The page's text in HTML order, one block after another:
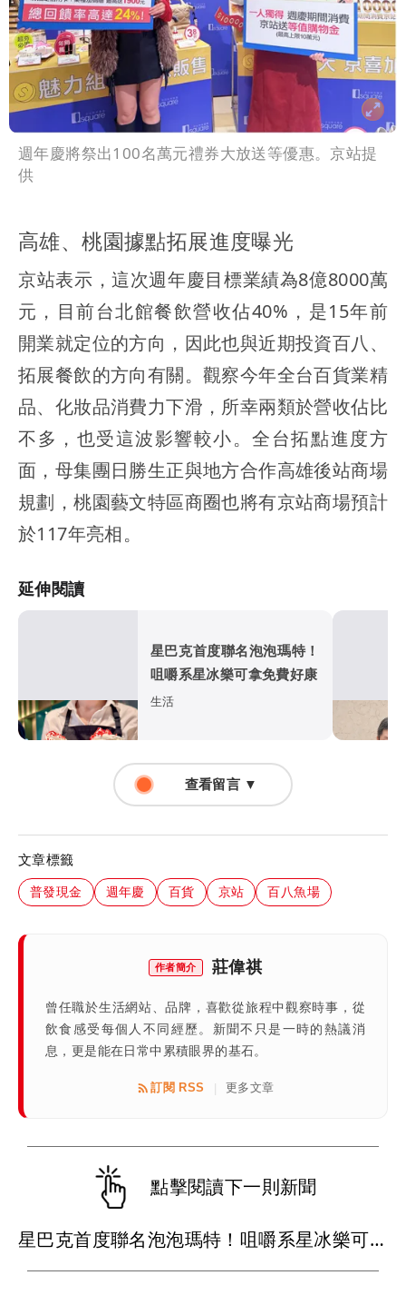
週年慶將祭出100名萬元禮券大放送等優惠。京站提
供
高雄、桃園據點拓展進度曝光
京站表示，這次週年慶目標業績為8億8000萬
元，目前台北館餐飲營收佔40%，是15年前
開業就定位的方向，因此也與近期投資百八、
拓展餐飲的方向有關。觀察今年全台百貨業精
品、化妝品消費力下滑，所幸兩類於營收佔比
不多，也受這波影響較小。全台拓點進度方
面，母集團日勝生正與地方合作高雄後站商場
規劃，桃園藝文特區商圈也將有京站商場預計
於117年亮相。
延伸閱讀
星巴克首度聯名泡泡瑪特！
咀嚼系星冰樂可拿免費好康
生活
查看留言 ▼
文章標籤
普發現金 週年慶 百貨 京站 百八魚場
作者簡介 莊偉祺
曾任職於生活網站、品牌，喜歡從旅程中觀察時事，從
飲食感受每個人不同經歷。新聞不只是一時的熱議消
息，更是能在日常中累積眼界的基石。
訂閱 RSS | 更多文章
點擊閱讀下一則新聞
星巴克首度聯名泡泡瑪特！咀嚼系星冰樂可拿免費好康